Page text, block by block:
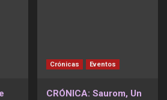
Crónicas Eventos
CRÓNICA: Saurom, Un